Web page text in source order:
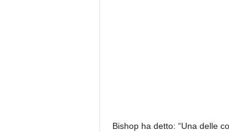
Bishop ha detto: “Una delle